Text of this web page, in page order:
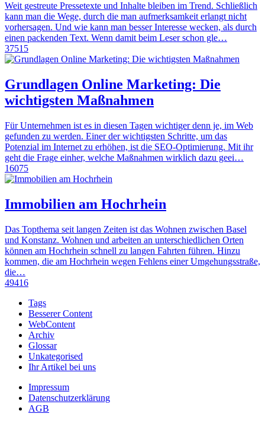
Weit gestreute Pressetexte und Inhalte bleiben im Trend. Schließlich
kann man die Wege, durch die man aufmerksamkeit erlangt nicht
vorhersagen. Und wie kann man besser Interesse wecken, als durch
einen packenden Text. Wenn damit beim Leser schon gle…
37515
Grundlagen Online Marketing: Die
wichtigsten Maßnahmen
Für Unternehmen ist es in diesen Tagen wichtiger denn je, im Web
gefunden zu werden. Einer der wichtigsten Schritte, um das
Potenzial im Internet zu erhöhen, ist die SEO-Optimierung. Mit ihr
geht die Frage einher, welche Maßnahmen wirklich dazu geei…
16075
Immobilien am Hochrhein
Das Topthema seit langen Zeiten ist das Wohnen zwischen Basel
und Konstanz. Wohnen und arbeiten an unterschiedlichen Orten
können am Hochrhein schnell zu langen Fahrten führen. Hinzu
kommen, die am Hochrhein wegen Fehlens einer Umgehungsstraße,
die…
49416
Tags
Besserer Content
WebContent
Archiv
Glossar
Unkategorised
Ihr Artikel bei uns
Impressum
Datenschutzerklärung
AGB